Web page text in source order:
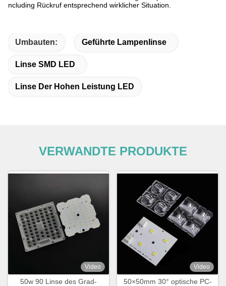
ncluding Rückruf entsprechend wirklicher Situation.
Umbauten: Geführte Lampenlinse
Linse SMD LED
Linse Der Hohen Leistung LED
VERWANDTE PRODUKTE
Video
50w 90 Linse des Grad-
Video
50×50mm 30° optische PC-